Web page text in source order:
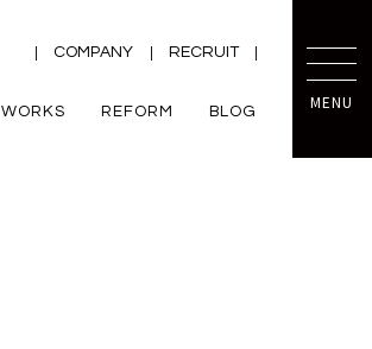
MENU
COMPANY RECRUIT
WORKS REFORM BLOG